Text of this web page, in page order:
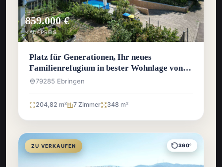
859.000 €
KAUFPREIS
Platz für Generationen, Ihr neues
Familienrefugium in bester Wohnlage von
Ebringen
79285 Ebringen
204,82 m² 7 Zimmer 348 m²
ZU VERKAUFEN 360°